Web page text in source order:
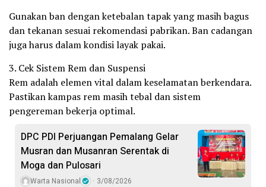
Gunakan ban dengan ketebalan tapak yang masih bagus
dan tekanan sesuai rekomendasi pabrikan. Ban cadangan
juga harus dalam kondisi layak pakai.
3. Cek Sistem Rem dan Suspensi
Rem adalah elemen vital dalam keselamatan berkendara.
Pastikan kampas rem masih tebal dan sistem
pengereman bekerja optimal.
DPC PDI Perjuangan Pemalang Gelar
Musran dan Musanran Serentak di
Moga dan Pulosari
Warta Nasional 3/08/2026